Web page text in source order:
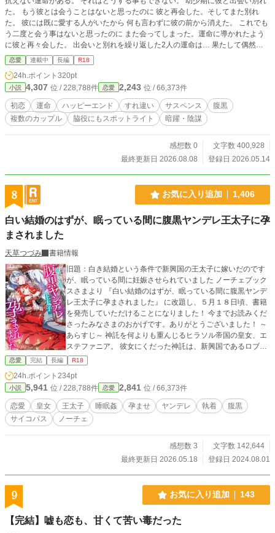
た。 もう彼とは会うことはないと思ったのに 彼と再会した。そしてまた別れ
た。 彼には既に愛する人がいたから 何も言わずに彼の前から消えた。 これでも
う二度と会う事はないと思ったのに また会ってしまった。運命に導かれたよう
に彼と再々会した。 出会いと別れを繰り返した2人の運命は… 果たして偶然の
再会、留学、恋愛、 全ては運命によるものなのか？ 運命に似せ人為的に操る事
もまた然り、 それができるのは誰なのか？
恋愛 連載中 長編 R18
24h.ポイント 320pt
小説 4,307 位 / 228,788件 恋愛 2,243 位 / 66,373件
初恋 運命 ハッピーエンド すれ違い サスペンス
腹黒
複数のカップル
脇役にもスポットライト 暗躍・陰謀
感想数 0
文字数 400,928
最終更新日 2026.08.08
登録日 2026.05.14
8 お気に入り追加 1,406
白い結婚のはずが、眠っている間に腹黒ヤンデレ王太子に孕
まされました
天草つづみ
書籍情報
旧題：白き結婚という条件で新興国の王太子に嫁いだのです
が、眠っている間に妊娠させられていました ノーチェブック
スさまより 『白い結婚のはずが、眠っている間に腹黒ヤンデ
レ王太子に孕まされました』 に改題し、５月１８日頃、書籍
を発売していただけることになりました！ 今までお読みくだ
さったみなさまのおかげです。ありがとうございました！ ～
あらすじ～ 神託を何よりも重んじるヒラソル帝国の皇女、エ
ステファニア。 彼女にくだった神託は、新興国であるロブレ
王国の王太子に嫁げというものだった。 しかし世界一の歴史
と力を持つ帝国の皇女の自分が、できたばかりの王家の男に
組み敷かれるなど受け入れられない。 そこで彼女は、ロブレ
王太子シモンと婚姻こそ結ぶものの、体の関係は持たないと
いう条件を突きつける。 王国はその条件を飲み、二人は結婚
した。 エステファニアはシモンに心を開き始めると同時に夜
な夜な淫らな夢を見るようになり、男を知らぬ体を疼かせて
に妊娠していることを告げられる。 高飛車皇女様が、一途だ
が倫理観がぶっ壊れている王太子に体から堕とされ分からさ
恋愛 完結 長編 R18
24h.ポイント 234pt
小説 5,941 位 / 228,788件 恋愛 2,841 位 / 66,373件
恋愛 皇女 王太子 睡眠姦 孕ませ ヤンデレ 執着
腹黒
サイコパス
ノーチェ
感想数 3
文字数 142,644
最終更新日 2026.05.18
登録日 2024.08.01
9 お気に入り追加 143
【完結】嘘も恋も、甘くて苦い毒だった